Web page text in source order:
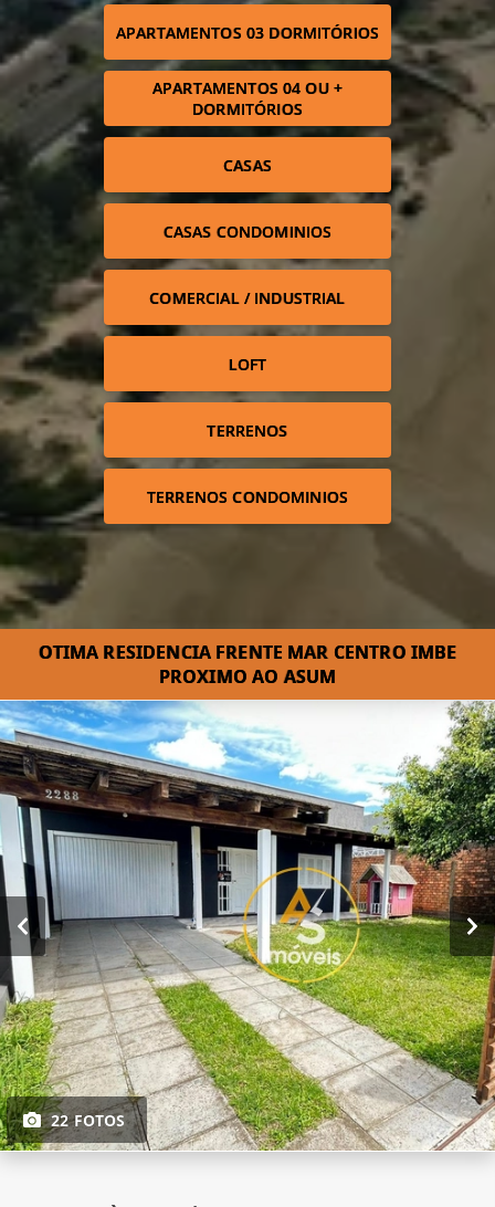
APARTAMENTOS 03 DORMITÓRIOS
APARTAMENTOS 04 OU +
DORMITÓRIOS
CASAS
CASAS CONDOMINIOS
COMERCIAL / INDUSTRIAL
LOFT
TERRENOS
TERRENOS CONDOMINIOS
OTIMA RESIDENCIA FRENTE MAR CENTRO IMBE
PROXIMO AO ASUM
22 FOTOS